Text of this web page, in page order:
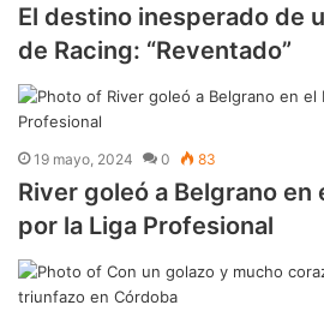
El destino inesperado de
de Racing: “Reventado”
19 mayo, 2024 0 83
River goleó a Belgrano en
por la Liga Profesional